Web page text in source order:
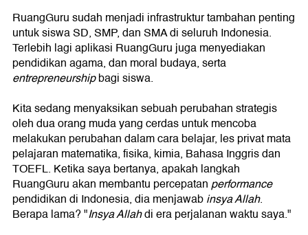
RuangGuru sudah menjadi infrastruktur tambahan penting
untuk siswa SD, SMP, dan SMA di seluruh Indonesia.
Terlebih lagi aplikasi RuangGuru juga menyediakan
pendidikan agama, dan moral budaya, serta
entrepreneurshipbagi siswa.
Kita sedang menyaksikan sebuah perubahan strategis
oleh dua orang muda yang cerdas untuk mencoba
melakukan perubahan dalam cara belajar, les privat mata
pelajaran matematika, fisika, kimia, Bahasa Inggris dan
TOEFL. Ketika saya bertanya, apakah langkah
RuangGuru akan membantu percepatanperformance
pendidikan di Indonesia, dia menjawabinsya Allah.
Berapa lama? "Insya Allahdi era perjalanan waktu saya."